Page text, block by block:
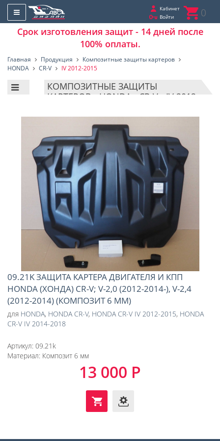
Кабинет
Войти
0
Срок изготовления защит - 14 дней после
100% оплаты.
Главная Продукция
Композитные защиты картеров
HONDA
CR-V IV 2012-2015
КОМПОЗИТНЫЕ ЗАЩИТЫ
КАРТЕРОВ - HONDA - CR-V - IV 2012-
09.21K ЗАЩИТА КАРТЕРА ДВИГАТЕЛЯ И КПП
HONDA (ХОНДА) CR-V; V-2,0 (2012-2014-), V-2,4
(2012-2014) (КОМПОЗИТ 6 ММ)
для HONDA, HONDA CR-V, HONDA CR-V IV 2012-2015, HONDA
CR-V IV 2014-2018
Артикул: 09.21k
Материал: Композит 6 мм
13 000 Р